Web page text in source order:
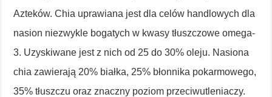
Azteków. Chia uprawiana jest dla celów handlowych dla
nasion niezwykle bogatych w kwasy tłuszczowe omega-
3. Uzyskiwane jest z nich od 25 do 30% oleju. Nasiona
chia zawierają 20% białka, 25% błonnika pokarmowego,
35% tłuszczu oraz znaczny poziom przeciwutleniaczy.